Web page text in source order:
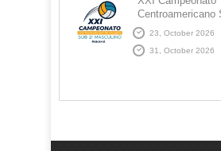
Centroamericano
23, October 2026
31, October 2026